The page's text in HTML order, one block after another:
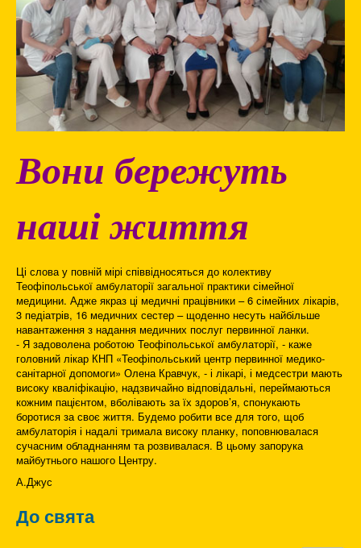
Вони бережуть
наші життя
Ці слова у повній мірі співвідносяться до колективу
Теофіпольської амбулаторії загальної практики сімейної
медицини. Адже якраз ці медичні працівники – 6 сімейних лікарів,
3 педіатрів, 16 медичних сестер – щоденно несуть найбільше
навантаження з надання медичних послуг первинної ланки.
- Я задоволена роботою Теофіпольської амбулаторії, - каже
головний лікар КНП «Теофіпольський центр первинної медико-
санітарної допомоги» Олена Кравчук, - і лікарі, і медсестри мають
високу кваліфікацію, надзвичайно відповідальні, переймаються
кожним пацієнтом, вболівають за їх здоров’я, спонукають
боротися за своє життя. Будемо робити все для того, щоб
амбулаторія і надалі тримала високу планку, поповнювалася
сучасним обладнанням та розвивалася. В цьому запорука
майбутнього нашого Центру.
А.Джус
До свята